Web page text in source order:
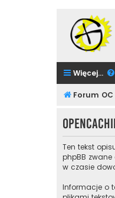
Więcej…
Forum OC
Ten tekst
phpBB zwane
w czasie
Informacje o